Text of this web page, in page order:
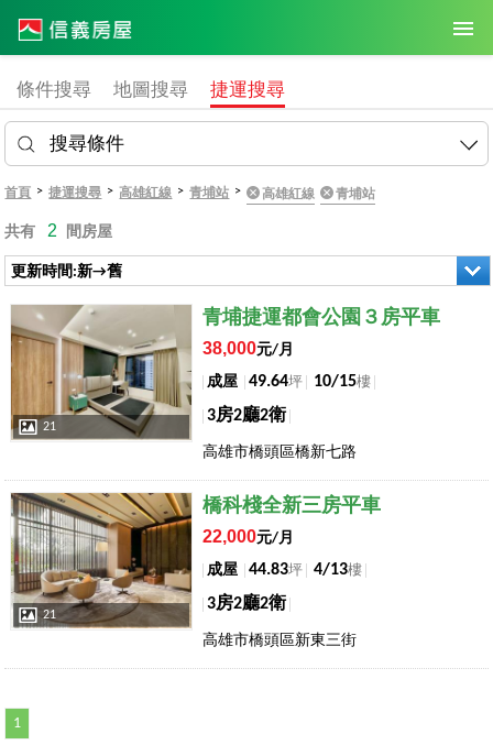
條件搜尋 地圖搜尋 捷運搜尋
搜尋條件
首頁 > 捷運搜尋 > 高雄紅線 > 青埔站 > 高雄紅線 青埔站
共有 2 間房屋
更新時間:新→舊
店長推薦
21
青埔捷運都會公園３房平車
38,000元/月
成屋
49.64坪 10/15樓
3房2廳2衛
高雄市橋頭區橋新七路
店長推薦
21
橋科棧全新三房平車
22,000元/月
成屋
44.83坪 4/13樓
3房2廳2衛
高雄市橋頭區新東三街
1